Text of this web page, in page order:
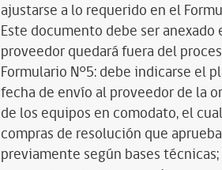
ajustarse a lo requerido en el
Este documento debe ser
proveedor quedará fuera del
Formulario N°5: debe indicarse el
fecha de envío al proveedor de la
de los equipos en comodato, el
compras de resolución que
previamente según bases